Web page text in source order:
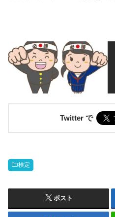
Twitter で
検定
ポスト